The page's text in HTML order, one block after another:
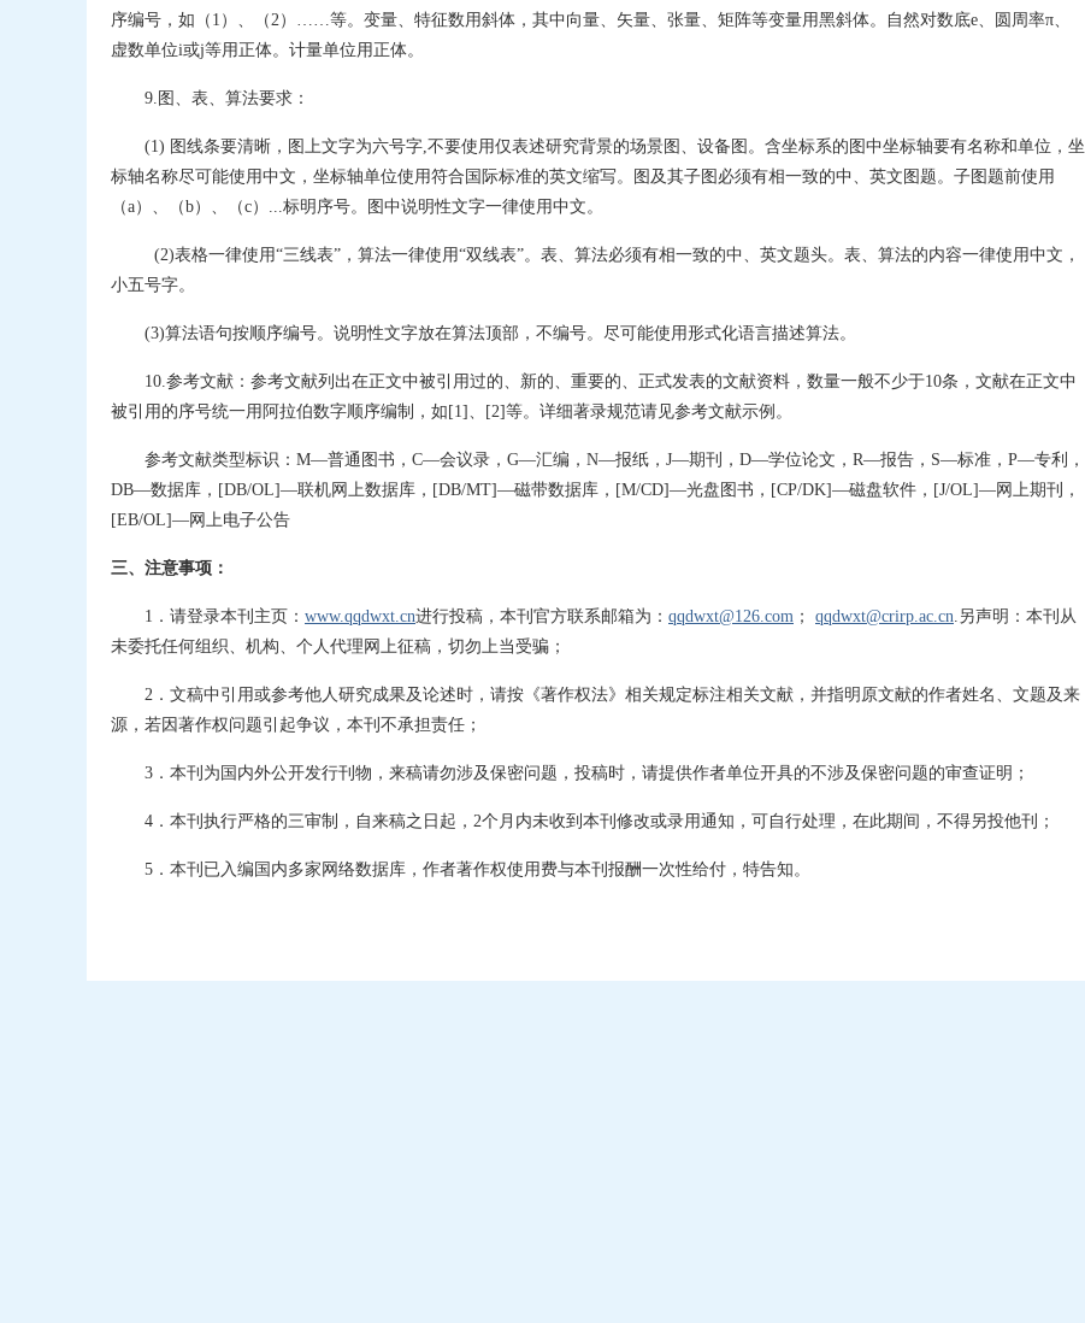
序编号，如（1）、（2）……等。变量、特征数用斜体，其中向量、矢量、张量、矩阵等变量用黑斜体。自然对数底e、圆周率π、
虚数单位i或j等用正体。计量单位用正体。
9.图、表、算法要求：
(1) 图线条要清晰，图上文字为六号字,不要使用仅表述研究背景的场景图、设备图。含坐标系的图中坐标轴要有名称和单位，坐
标轴名称尽可能使用中文，坐标轴单位使用符合国际标准的英文缩写。图及其子图必须有相一致的中、英文图题。子图题前使用
（a）、（b）、（c）...标明序号。图中说明性文字一律使用中文。
(2)表格一律使用“三线表”，算法一律使用“双线表”。表、算法必须有相一致的中、英文题头。表、算法的内容一律使用中文，
小五号字。
(3)算法语句按顺序编号。说明性文字放在算法顶部，不编号。尽可能使用形式化语言描述算法。
10.参考文献：参考文献列出在正文中被引用过的、新的、重要的、正式发表的文献资料，数量一般不少于10条，文献在正文中
被引用的序号统一用阿拉伯数字顺序编制，如[1]、[2]等。详细著录规范请见参考文献示例。
参考文献类型标识：M—普通图书，C—会议录，G—汇编，N—报纸，J—期刊，D—学位论文，R—报告，S—标准，P—专利，
DB—数据库，[DB/OL]―联机网上数据库，[DB/MT]―磁带数据库，[M/CD]―光盘图书，[CP/DK]―磁盘软件，[J/OL]―网上期刊，
[EB/OL]―网上电子公告
三、注意事项：
1．请登录本刊主页： www.qqdwxt.cn进行投稿，本刊官方联系邮箱为： qqdwxt@126.com ； qqdwxt@crirp.ac.cn.另声明：本刊从
未委托任何组织、机构、个人代理网上征稿，切勿上当受骗；
2．文稿中引用或参考他人研究成果及论述时，请按《著作权法》相关规定标注相关文献，并指明原文献的作者姓名、文题及来
源，若因著作权问题引起争议，本刊不承担责任；
3．本刊为国内外公开发行刊物，来稿请勿涉及保密问题，投稿时，请提供作者单位开具的不涉及保密问题的审查证明；
4．本刊执行严格的三审制，自来稿之日起，2个月内未收到本刊修改或录用通知，可自行处理，在此期间，不得另投他刊；
5．本刊已入编国内多家网络数据库，作者著作权使用费与本刊报酬一次性给付，特告知。